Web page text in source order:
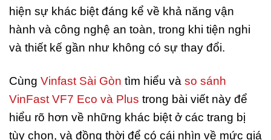
hiện sự khác biệt đáng kể về khả năng vận
hành và công nghệ an toàn, trong khi tiện nghi
và thiết kế gần như không có sự thay đổi.
Cùng Vinfast Sài Gòn tìm hiểu và so sánh
VinFast VF7 Eco và Plus trong bài viết này để
hiểu rõ hơn về những khác biệt ở các trang bị
tùy chọn, và đồng thời để có cái nhìn về mức giá